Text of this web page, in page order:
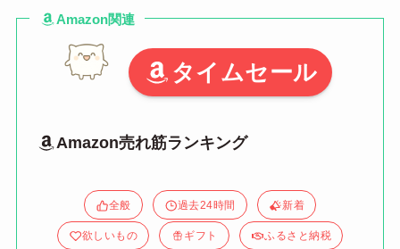
Amazon関連
タイムセール
Amazon売れ筋ランキング
全般 過去24時間 新着
欲しいもの ギフト ふるさと納税